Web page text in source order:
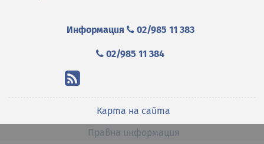
Информация 02/985 11 383
02/985 11 384
Карта на сайта
Правна информация